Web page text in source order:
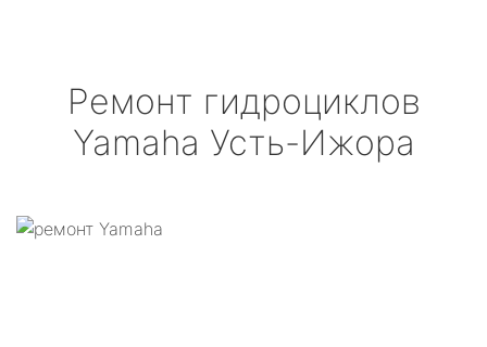
Ремонт гидроциклов
Yamaha Усть-Ижора